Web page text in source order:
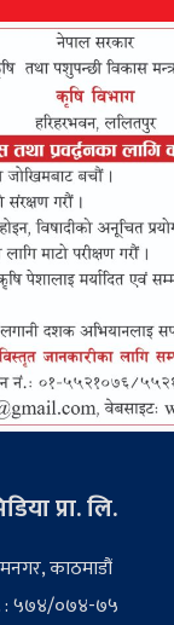
प्रा. लि.
काठमाडौं
: ५७४/०७४-७५